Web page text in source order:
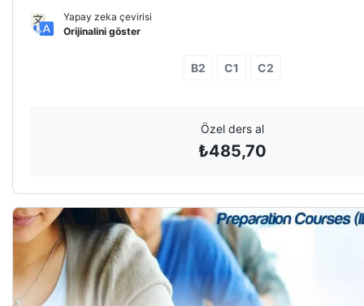
Yapay zeka çevirisi
Orijinalini göster
B2 C1 C2
Özel ders al
₺485,70